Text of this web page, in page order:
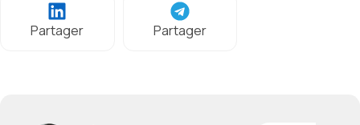
Partager Partager